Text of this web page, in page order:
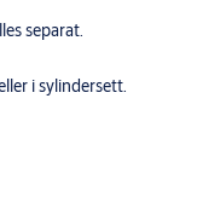
separat.
i sylindersett.